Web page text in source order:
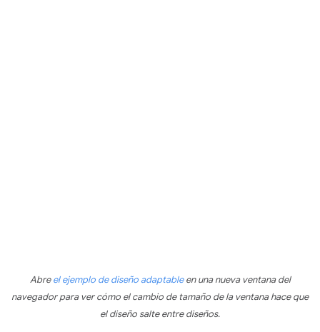
Abreel ejemplo de diseño adaptableen una nueva ventana del
navegador para ver cómo el cambio de tamaño de la ventana hace que
el diseño salte entre diseños.